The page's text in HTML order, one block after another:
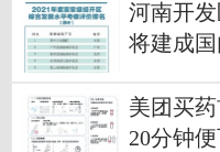
河南开
将建成
美团买
20分钟